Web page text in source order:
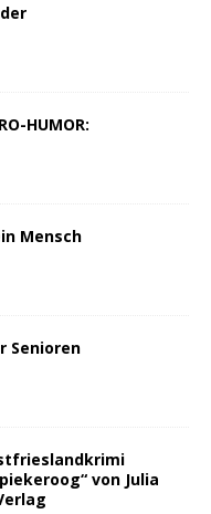
HUMOR:
Mensch
Senioren
von Julia